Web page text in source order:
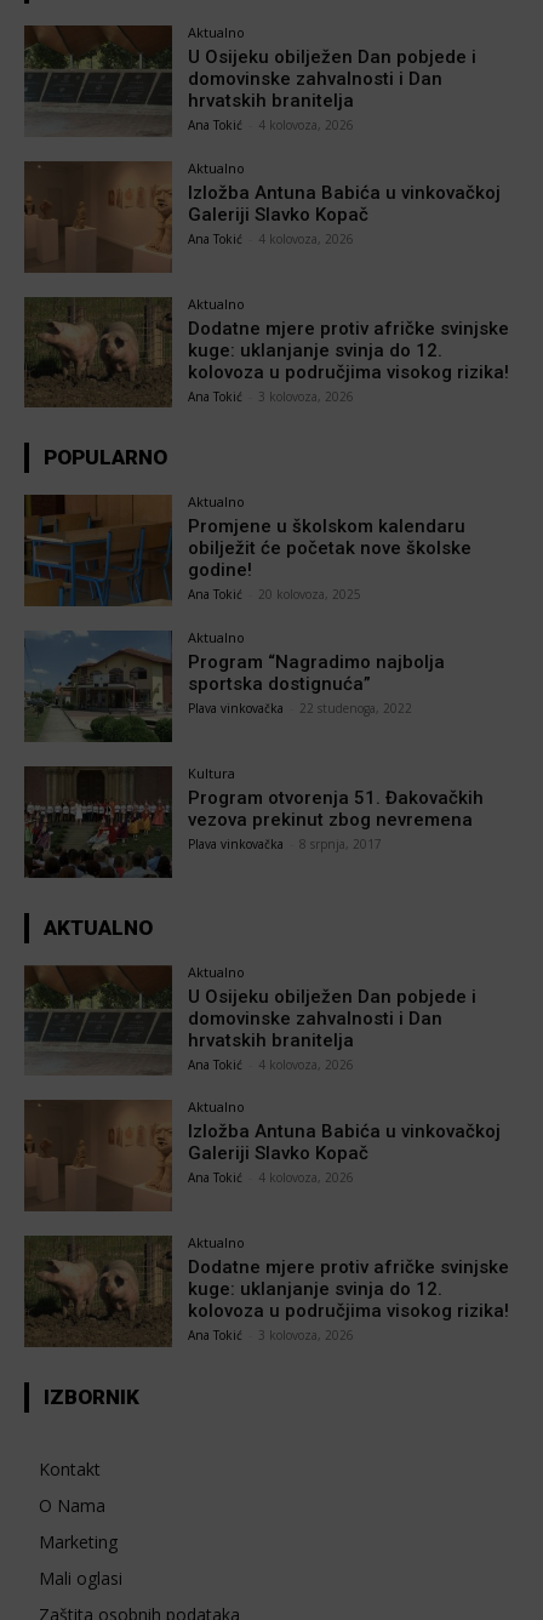
Aktualno
U Osijeku obilježen Dan pobjede i
domovinske zahvalnosti i Dan
hrvatskih branitelja
Ana Tokić 4 kolovoza, 2026
Aktualno
Izložba Antuna Babića u vinkovačkoj
Galeriji Slavko Kopač
Ana Tokić 4 kolovoza, 2026
Aktualno
Dodatne mjere protiv afričke svinjske
kuge: uklanjanje svinja do 12.
kolovoza u područjima visokog rizika!
Ana Tokić 3 kolovoza, 2026
POPULARNO
Aktualno
Promjene u školskom kalendaru
obilježit će početak nove školske
godine!
Ana Tokić 20 kolovoza, 2025
Aktualno
Program “Nagradimo najbolja
sportska dostignuća”
Plava vinkovačka 22 studenoga, 2022
Kultura
Program otvorenja 51. Đakovačkih
vezova prekinut zbog nevremena
Plava vinkovačka 8 srpnja, 2017
AKTUALNO
Aktualno
U Osijeku obilježen Dan pobjede i
domovinske zahvalnosti i Dan
hrvatskih branitelja
Ana Tokić 4 kolovoza, 2026
Aktualno
Izložba Antuna Babića u vinkovačkoj
Galeriji Slavko Kopač
Ana Tokić 4 kolovoza, 2026
Aktualno
Dodatne mjere protiv afričke svinjske
kuge: uklanjanje svinja do 12.
kolovoza u područjima visokog rizika!
Ana Tokić 3 kolovoza, 2026
IZBORNIK
Kontakt
O Nama
Marketing
Mali oglasi
Zaštita osobnih podataka